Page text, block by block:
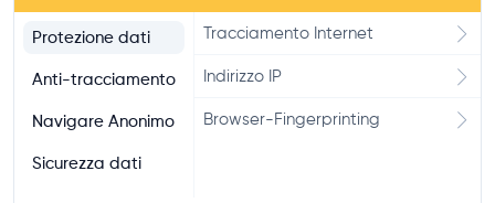
McAfee True Key Recensione e
Test
LastPass Recensione
Kaspersky Password Manager -
Protezione dati
Anti-tracciamento
Navigare Anonimo
Sicurezza dati
Tracciamento Internet
Indirizzo IP
Browser-Fingerprinting